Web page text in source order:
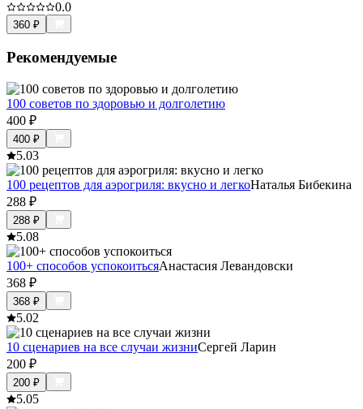
0.0
360 ₽
Рекомендуемые
100 советов по здоровью и долголетию
400 ₽
400 ₽
5.03
100 рецептов для аэрогриля: вкусно и легкоНаталья Бибекина
288 ₽
288 ₽
5.08
100+ способов успокоитьсяАнастасия Левандовски
368 ₽
368 ₽
5.02
10 сценариев на все случаи жизниСергей Ларин
200 ₽
200 ₽
5.05